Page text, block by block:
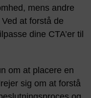
mens andre
at forstå de
dine CTA’er til
om at placere en
sig om at forstå